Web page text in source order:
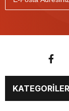
KATEGORİLER